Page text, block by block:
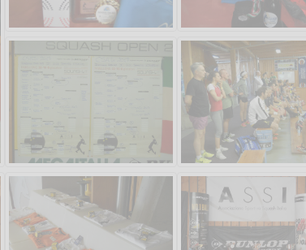
come fare per prenotare
il campo per giocare con
un mio amico?
Devo chiamare il numero
telefonico o si può fare
online?
Grazie
Vanessa Catalano